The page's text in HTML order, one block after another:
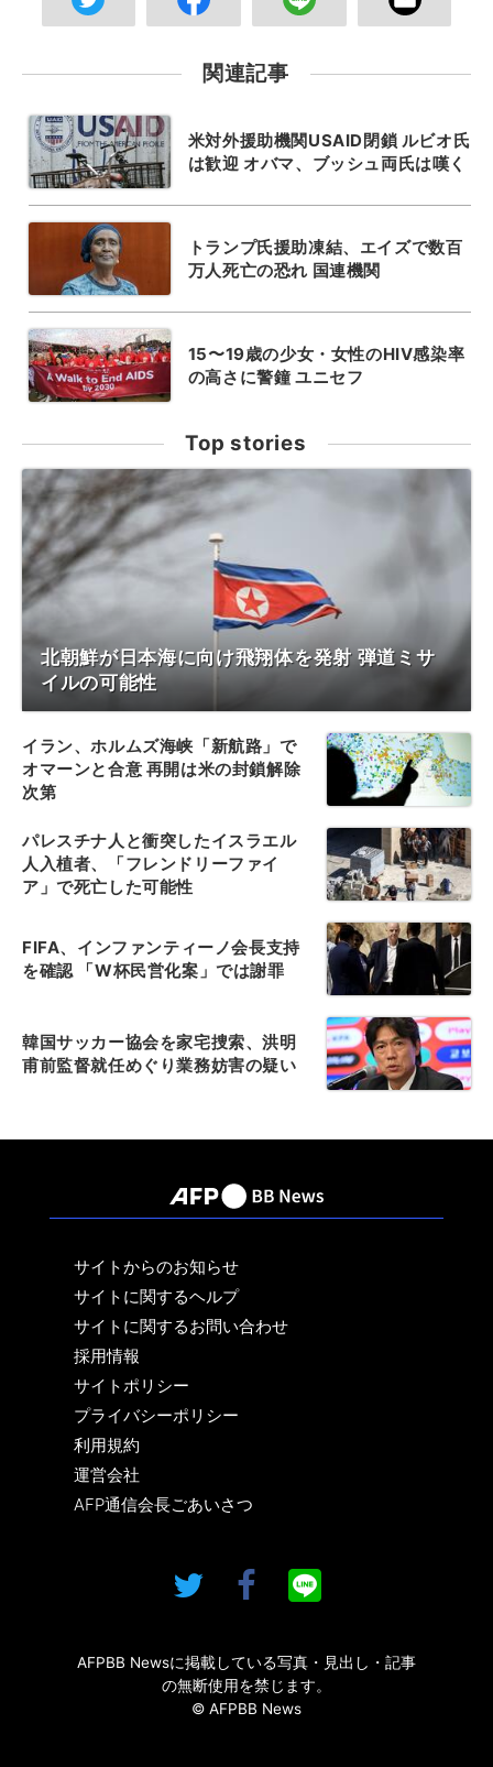
関連記事
米対外援助機関USAID閉鎖 ルビオ氏
は歓迎 オバマ、ブッシュ両氏は嘆く
トランプ氏援助凍結、エイズで数百
万人死亡の恐れ 国連機関
15〜19歳の少女・女性のHIV感染率
の高さに警鐘 ユニセフ
Top stories
北朝鮮が日本海に向け飛翔体を発射 弾道ミサ
イルの可能性
イラン、ホルムズ海峡「新航路」で
オマーンと合意 再開は米の封鎖解除
次第
パレスチナ人と衝突したイスラエル
人入植者、「フレンドリーファイ
ア」で死亡した可能性
FIFA、インファンティーノ会長支持
を確認 「W杯民営化案」では謝罪
韓国サッカー協会を家宅捜索、洪明
甫前監督就任めぐり業務妨害の疑い
サイトからのお知らせ
サイトに関するヘルプ
サイトに関するお問い合わせ
採用情報
サイトポリシー
プライバシーポリシー
利用規約
運営会社
AFP通信会長ごあいさつ
AFPBB Newsに掲載している写真・見出し・記事
の無断使用を禁じます。
© AFPBB News